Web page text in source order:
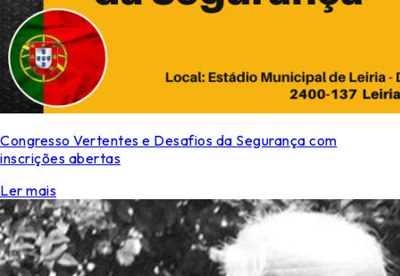
Congresso Vertentes e Desafios da Segurança com
inscrições abertas
Ler mais